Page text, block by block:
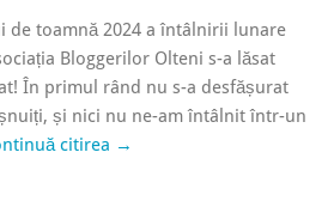
de toamnă 2024 a întâlnirii lunare
Bloggerilor Olteni s-a lăsat
În primul rând nu s-a desfășurat
și nici nu ne-am întâlnit într-un
citirea →